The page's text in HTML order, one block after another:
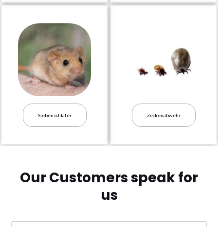
Siebenschläfer Zeckenabwehr
Our Customers speak for
us